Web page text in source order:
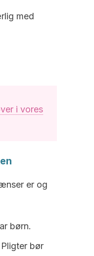
med
i vores
er og
børn.
bør